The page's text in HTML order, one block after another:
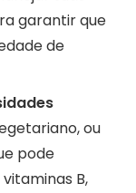
garantir que
de
ou
pode
B,